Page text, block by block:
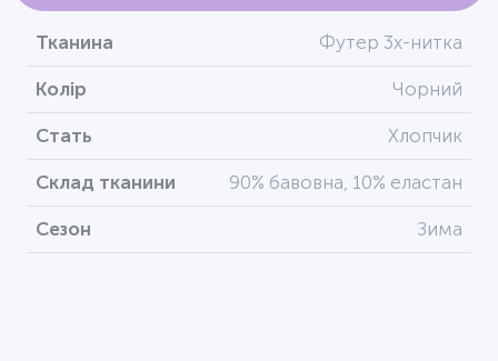
Тканина Футер 3х-нитка
Колір Чорний
Стать Хлопчик
Склад тканини 90% бавовна, 10% еластан
Сезон Зима